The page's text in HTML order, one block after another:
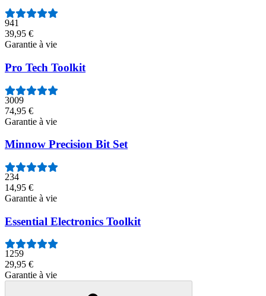
941
39,95 €
Garantie à vie
Pro Tech Toolkit
3009
74,95 €
Garantie à vie
Minnow Precision Bit Set
234
14,95 €
Garantie à vie
Essential Electronics Toolkit
1259
29,95 €
Garantie à vie